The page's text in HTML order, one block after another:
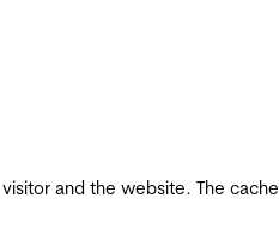
and the website. The